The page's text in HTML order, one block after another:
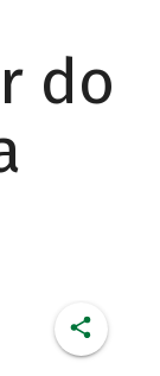
do